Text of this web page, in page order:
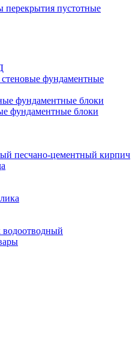
перекрытия пустотные
фундаментные
фундаментные блоки
фундаментные блоки
песчано-цементный кирпич
водоотводный